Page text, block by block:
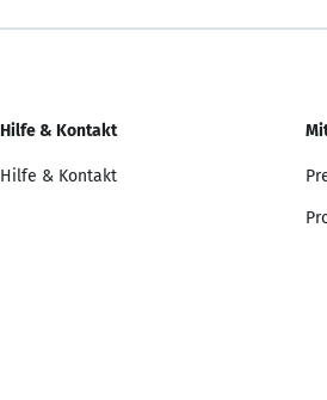
Hilfe & Kontakt
Hilfe & Kontakt